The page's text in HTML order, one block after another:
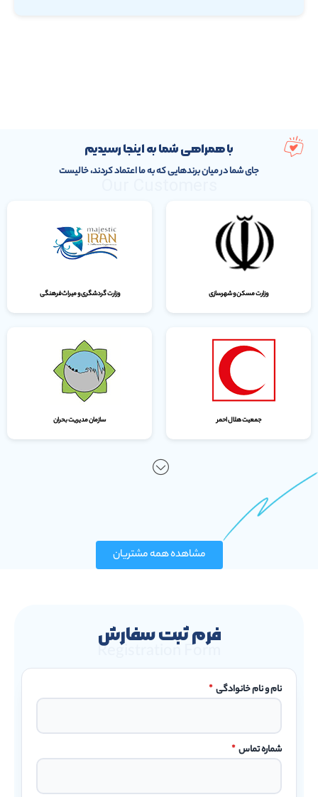
با همراهی شما به اینجا رسیدیم
جای شما در میان برندهایی که به ما اعتماد کردند، خالیست
وزارت مسکن و شهرسازی وزارت گردشگری و میراث‌فرهنگی
جمعیت هلال احمر سازمان مدیریت بحران
مشاهده همه مشتریان
فرم ثبت سفارش
Registration Form
نام و نام خانوادگی *
شماره تماس *